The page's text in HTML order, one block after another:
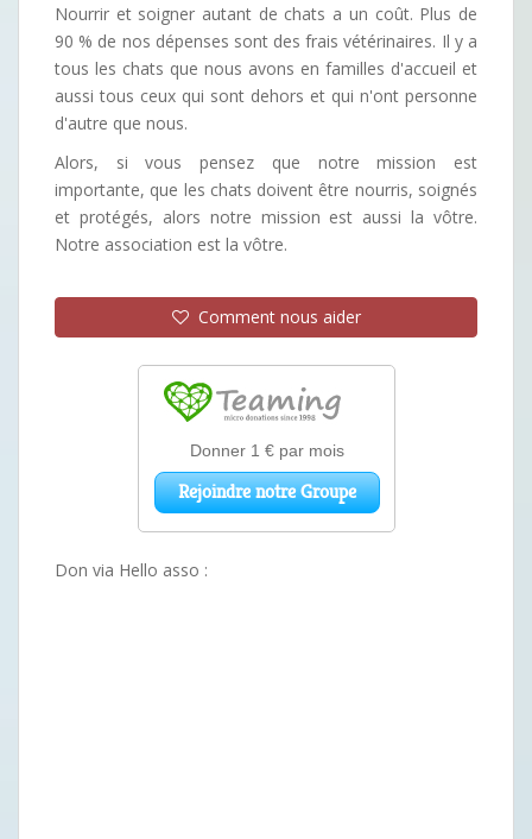
Nourrir et soigner autant de chats a un coût. Plus de
90 % de nos dépenses sont des frais vétérinaires. Il y a
tous les chats que nous avons en familles d'accueil et
aussi tous ceux qui sont dehors et qui n'ont personne
d'autre que nous.
Alors, si vous pensez que notre mission est
importante, que les chats doivent être nourris, soignés
et protégés, alors notre mission est aussi la vôtre.
Notre association est la vôtre.
Comment nous aider
Don via Hello asso :